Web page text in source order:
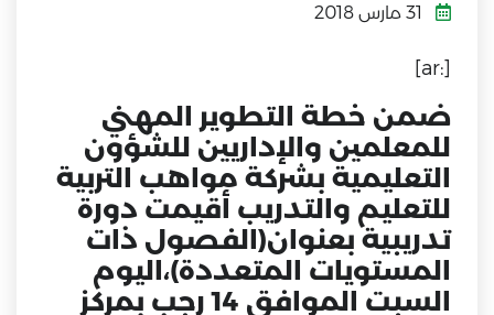
[:ar]
‏ضمن خطة التطوير المهني
للمعلمين والإداريين للشؤون
التعليمية بشركة مواهب التربية
للتعليم والتدريب أقيمت دورة
تدريبية بعنوان(الفصول ذات
المستويات المتعددة)،اليوم
السبت الموافق 14 رجب بمركز